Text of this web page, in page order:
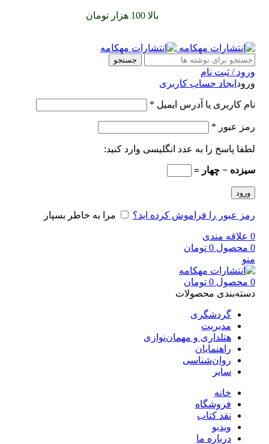
بالا 100 هزار تومان
جستجو
ورود / ثبت نام
ورود ایجاد حساب کاربری
نام کاربری یا آدرس ایمیل *
رمز عبور *
لطفا پاسخ را به عدد انگلیسی وارد کنید:
سیزده − چهار =
ورود
رمز عبور را فراموش کرده اید؟ مرا به خاطر بسپار
0 علاقه مندی
0 محصول 0 تومان
منو
0 محصول 0 تومان
دسته‌بندی محصولات
گردشگری
مدیریت
هتلداری و مهمان‌نوازی
راهنمایان
روان‌شناسی
سایر
خانه
فروشگاه
نقد کتاب
ویدیو
درباره‌ ما